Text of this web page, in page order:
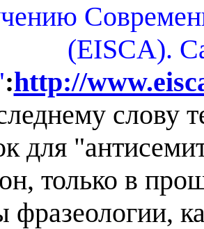
(EISCA).
:http://
слову
для
только в
фразеологии,